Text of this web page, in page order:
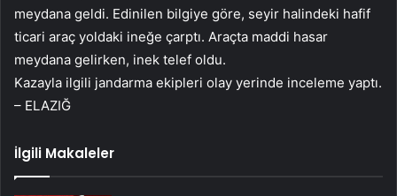
meydana geldi. Edinilen bilgiye göre, seyir halindeki hafif
ticari araç yoldaki ineğe çarptı. Araçta maddi hasar
meydana gelirken, inek telef oldu.
Kazayla ilgili jandarma ekipleri olay yerinde inceleme yaptı.
– ELAZIĞ
İlgili Makaleler